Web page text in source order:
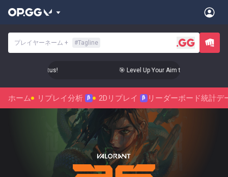
プレイヤーネーム + #Tagline
to Radiant Status! 🎯 Level Up Your Aim to Radiant Status!
ホーム リプレイ分析 β 2Dリプレイ β リーダーボード統計デ